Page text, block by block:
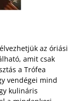
az óriási
amit csak
a Trófea
vendégei mind
kulináris